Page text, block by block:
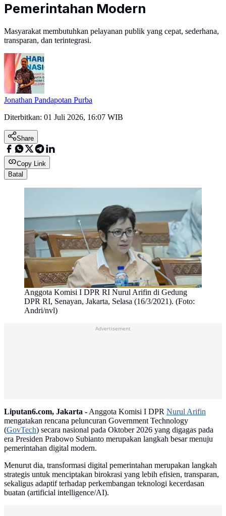
Pemerintahan Modern
Masyarakat membutuhkan pelayanan publik yang cepat, sederhana,
transparan, dan terintegrasi.
Jonathan Pandapotan Purba
Diterbitkan: 01 Juli 2026, 16:07 WIB
Share
Copy Link
Batal
Anggota Komisi I DPR RI Nurul Arifin di Gedung
DPR RI, Senayan, Jakarta, Selasa (16/3/2021). (Foto:
Andri/nvl)
Advertisement
Liputan6.com, Jakarta -Anggota Komisi I DPR Nurul Arifin
mengatakan rencana peluncuran Government Technology
(GovTech) secara nasional pada Oktober 2026 yang digagas pada
era Presiden Prabowo Subianto merupakan langkah besar menuju
pemerintahan digital modern.
Menurut dia, transformasi digital pemerintahan merupakan langkah
strategis untuk menciptakan birokrasi yang lebih efisien, transparan,
sekaligus adaptif terhadap perkembangan teknologi kecerdasan
buatan (artificial intelligence/AI).